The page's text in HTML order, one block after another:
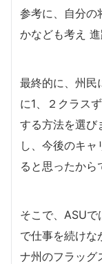
参考に、自分の
かなども考え 進
最終的に、州民
に1、２クラス
する方法を選び
し、今後のキ
ると思ったから
そこで、ASU
で仕事を続けな
ナ州のフラッグ